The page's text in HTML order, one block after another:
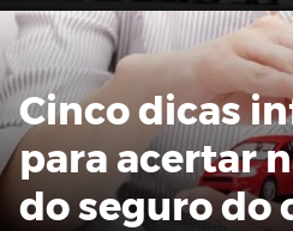
Cinco dicas
para acertar
do seguro do